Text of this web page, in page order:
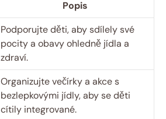
Popis
Podporujte děti, aby sdílely své
pocity a obavy ohledně jídla a
zdraví.
Organizujte večírky a akce s
bezlepkovými jídly, aby se děti
cítily integrované.